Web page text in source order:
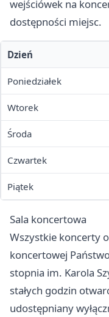
wejściówek na
dostępności miejsc.
Dzień
Poniedziałek
Wtorek
Środa
Czwartek
Piątek
Sala koncertowa
Wszystkie koncerty
koncertowej
stopnia im. Karola
stałych godzin
udostępniany